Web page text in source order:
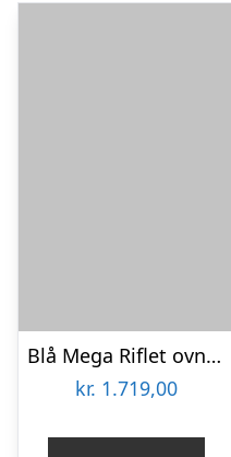
Blå Mega Riflet ovnfast fad – 25 x 25 cm.
kr. 1.719,00